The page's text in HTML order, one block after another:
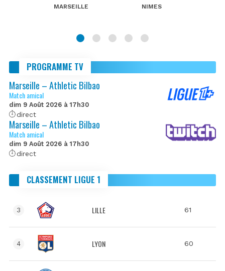
MARSEILLE NIMES
PROGRAMME TV
Marseille – Athletic Bilbao
Match amical
dim 9 Août 2026 à 17h30
direct
Marseille – Athletic Bilbao
Match amical
dim 9 Août 2026 à 17h30
direct
CLASSEMENT LIGUE 1
3 LILLE 61
4 LYON 60